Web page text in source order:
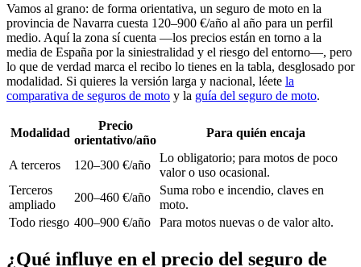
Vamos al grano: de forma orientativa, un seguro de moto en la
provincia de Navarra cuesta 120–900 €/año al año para un perfil
medio. Aquí la zona sí cuenta —los precios están en torno a la
media de España por la siniestralidad y el riesgo del entorno—, pero
lo que de verdad marca el recibo lo tienes en la tabla, desglosado por
modalidad. Si quieres la versión larga y nacional, léete la
comparativa de seguros de moto y la guía del seguro de moto.
Modalidad
Precio
orientativo/año
Para quién encaja
A terceros 120–300 €/año
Lo obligatorio; para motos de poco
valor o uso ocasional.
Terceros
ampliado
200–460 €/año
Suma robo e incendio, claves en
moto.
Todo riesgo 400–900 €/año Para motos nuevas o de valor alto.
¿Qué influye en el precio del seguro de